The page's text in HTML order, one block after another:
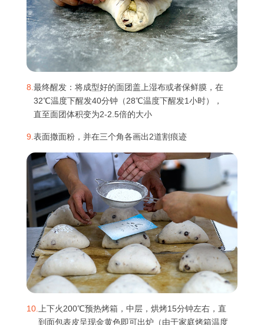
8. 最终醒发：将成型好的面团盖上湿布或者保鲜膜，在
32℃温度下醒发40分钟（28℃温度下醒发1小时），
直至面团体积变为2-2.5倍的大小
9. 表面撒面粉，并在三个角各画出2道割痕迹
10.
上下火200℃预热烤箱，中层，烘烤15分钟左右，直
到面包表皮呈现金黄色即可出炉（由于家庭烤箱温度